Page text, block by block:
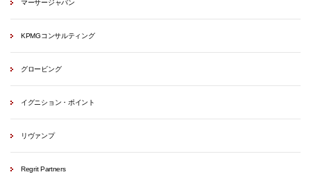
マーサージャパン
KPMGコンサルティング
グロービング
イグニション・ポイント
リヴァンプ
Regrit Partners